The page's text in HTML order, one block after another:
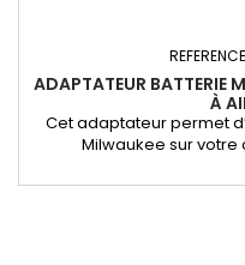
ADAPTATEUR BATTERIE
À
Cet adaptateur permet
Milwaukee sur votre
performance optimale.
vos batteries